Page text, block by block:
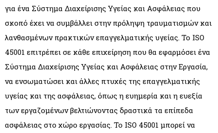
για ένα Σύστημα Διαχείρισης Υγείας και Ασφάλειας που
σκοπό έχει να συμβάλλει στην πρόληψη τραυματισμών και
λανθασμένων πρακτικών επαγγελματικής υγείας. Το ISO
45001 επιτρέπει σε κάθε επιχείρηση που θα εφαρμόσει ένα
Σύστημα Διαχείρισης Υγείας και Ασφάλειας στην Εργασία,
να ενσωματώσει και άλλες πτυχές της επαγγελματικής
υγείας και της ασφάλειας, όπως η ευημερία και η ευεξία
των εργαζομένων βελτιώνοντας δραστικά τα επίπεδα
ασφάλειας στο χώρο εργασίας. Το ISO 45001 μπορεί να